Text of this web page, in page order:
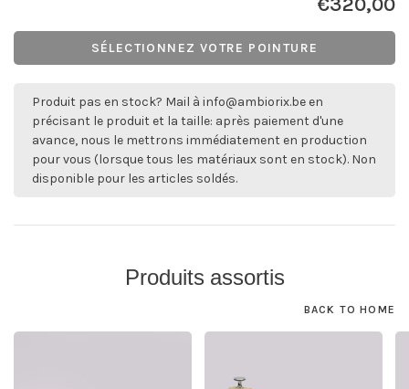
SÉLECTIONNEZ VOTRE POINTURE
Produit pas en stock? Mail à info@ambiorix.be en
précisant le produit et la taille: après paiement d'une
avance, nous le mettrons immédiatement en production
pour vous (lorsque tous les matériaux sont en stock). Non
disponible pour les articles soldés.
Produits assortis
BACK TO HOME